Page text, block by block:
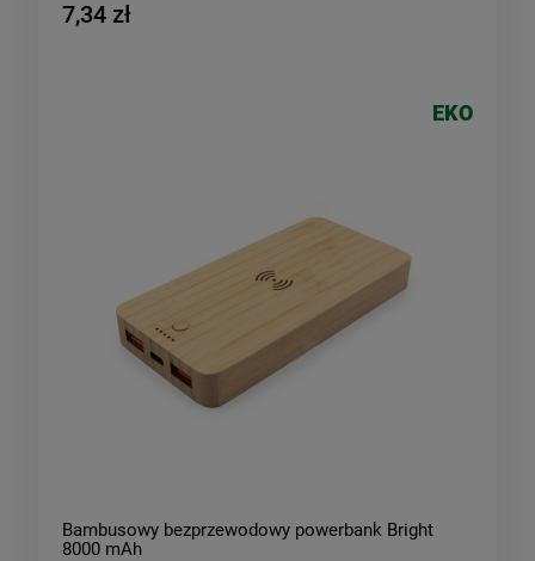
7,34 zł
Bambusowy bezprzewodowy powerbank Bright
8000 mAh
EKO